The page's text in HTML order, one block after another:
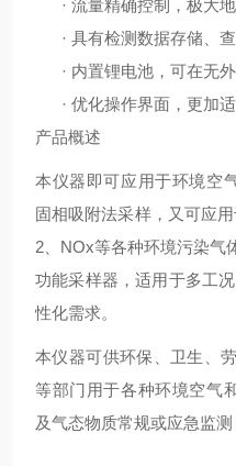
· 流量精确控制，极大
· 具有检测数据存储、
· 内置锂电池，可在无
· 优化操作界面，更加
产品概述
本仪器即可应用于环境空
固相吸附法采样，又可应
2、NOx等各种环境污染气
功能采样器，适用于多工
性化需求。
本仪器可供环保、卫生、
等部门用于各种环境空气
及气态物质常规或应急监测